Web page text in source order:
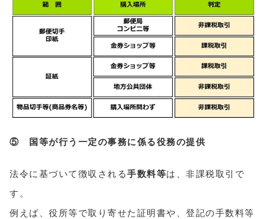
⑤ 国等が行う一定の事務に係る役務の提供
法令に基づいて徴収される手数料等は、非課税取引で
す。
例えば、役所等で取り寄せた証明書や、登記の手数料等